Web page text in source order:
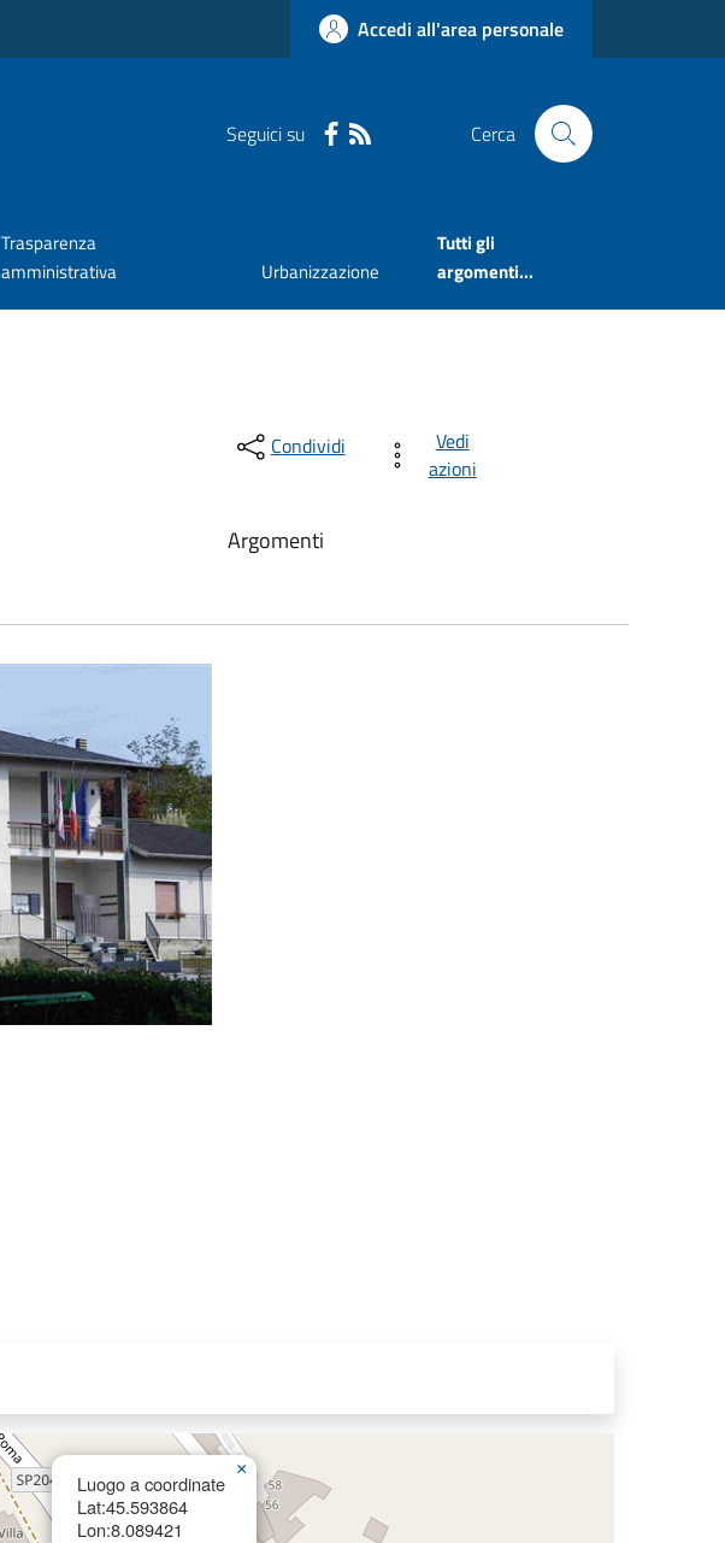
Accedi all'area personale
Seguici su Cerca
Trasparenza
amministrativa
Urbanizzazione
Tutti gli
argomenti...
Condividi
Vedi
azioni
Argomenti
Luogo a coordinate
Lat:45.593864
Lon:8.089421
×